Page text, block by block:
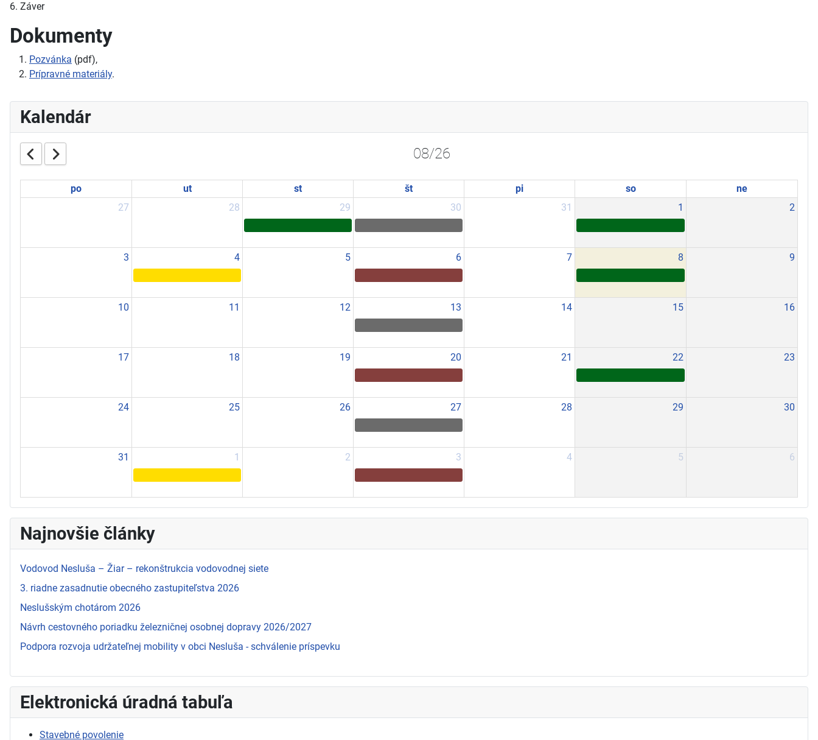
6. Záver
Dokumenty
Pozvánka (pdf),
Prípravné materiály.
Kalendár
08/26
po ut st št pi so
ne
27
28 29 30 31 1 2
3 4 5 6 7 8 9
10 11 12 13 14 15 16
17 18 19 20 21 22 23
24 25 26 27 28 29 30
31 1 2 3 4 5 6
Najnovšie články
Vodovod Nesluša – Žiar – rekonštrukcia vodovodnej siete
3. riadne zasadnutie obecného zastupiteľstva 2026
Neslušským chotárom 2026
Návrh cestovného poriadku železničnej osobnej dopravy 2026/2027
Podpora rozvoja udržateľnej mobility v obci Nesluša - schválenie príspevku
Elektronická úradná tabuľa
Stavebné povolenie